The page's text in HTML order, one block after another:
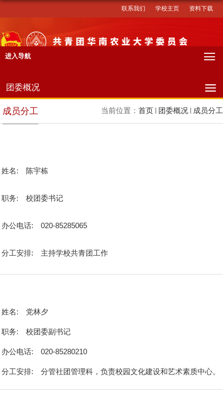
资料下载
学校主页
联系我们
进入导航
团委概况
当前位置： 首页 团委概况 成员分工
成员分工
姓名: 陈宇栋
职务: 校团委书记
办公电话: 020-85285065
分工安排: 主持学校共青团工作
姓名: 党林夕
职务: 校团委副书记
办公电话: 020-85280210
分工安排: 分管社团管理科，负责校园文化建设和艺术素质中心。